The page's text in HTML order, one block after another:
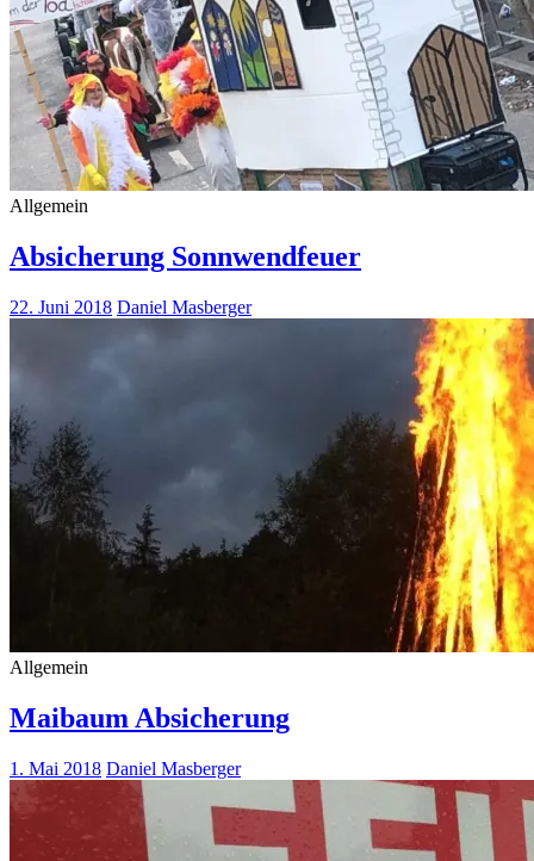
Allgemein
Absicherung Sonnwendfeuer
22. Juni 2018 Daniel Masberger
Allgemein
Maibaum Absicherung
1. Mai 2018 Daniel Masberger